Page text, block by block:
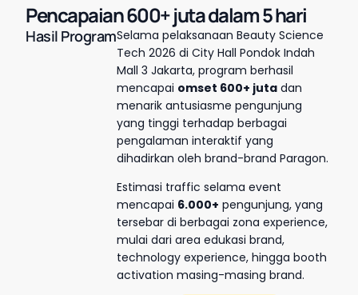
Pencapaian 600+ juta dalam 5 hari
Hasil ProgramSelama pelaksanaan Beauty Science
Tech 2026 di City Hall Pondok Indah
Mall 3 Jakarta, program berhasil
mencapai omset 600+ jutadan
menarik antusiasme pengunjung
yang tinggi terhadap berbagai
pengalaman interaktif yang
dihadirkan oleh brand-brand Paragon.
Estimasi traffic selama event
mencapai 6.000+ pengunjung, yang
tersebar di berbagai zona experience,
mulai dari area edukasi brand,
technology experience, hingga booth
activation masing-masing brand.